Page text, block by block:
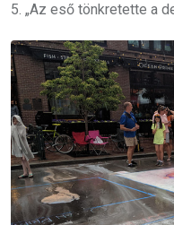
5. „Az eső tönkretette a